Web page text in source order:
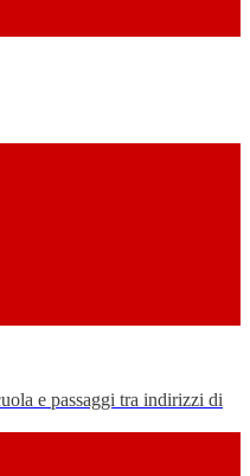
e passaggi tra indirizzi di